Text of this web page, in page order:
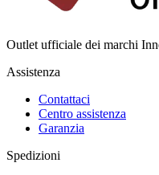
Outlet ufficiale dei marchi
Assistenza
Contattaci
Centro assistenza
Garanzia
Spedizioni